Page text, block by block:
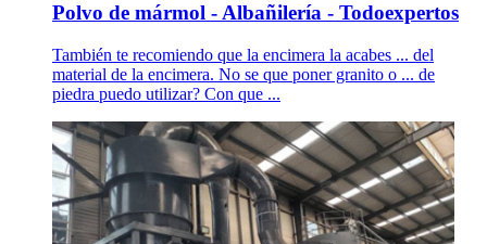
Polvo de mármol - Albañilería - Todoexpertos
También te recomiendo que la encimera la acabes ... del
material de la encimera. No se que poner granito o ... de
piedra puedo utilizar? Con que ...